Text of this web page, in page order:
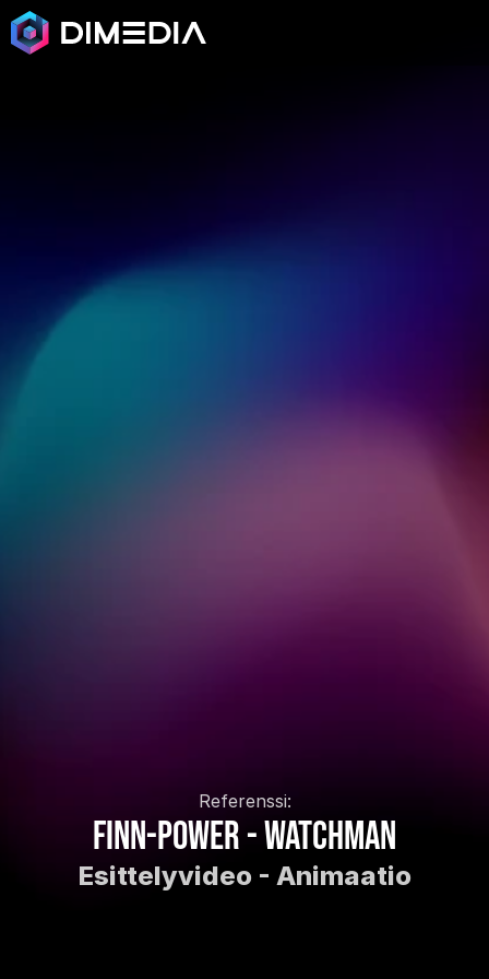
Referenssi:
Finn-Power - Watchman
Esittelyvideo - Animaatio